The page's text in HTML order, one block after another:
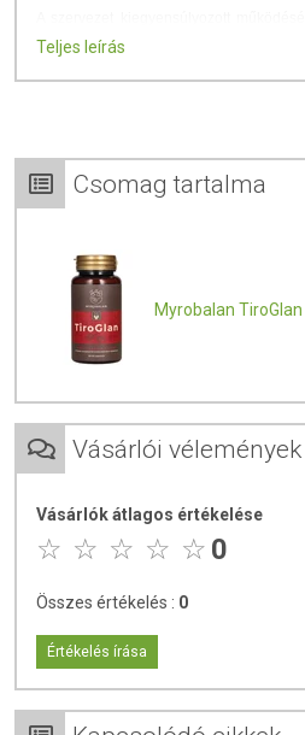
pajzsmirigyhez kapcsolódó élettani
Főbb jellemzők:
100% gyógynövény-őrlemény
Saját fejlesztésű, hazai gyártású
KIKNEK AJÁNLOTT?
értékelik a több összetevőből
tudatosan választanak növényi
hazai fejlesztésű terméket
Teljes leírás
Csomag tartalma
Myrobalan
Vásárlói vélemények
Vásárlók átlagos értékelése
0
Összes értékelés : 0
Értékelés írása